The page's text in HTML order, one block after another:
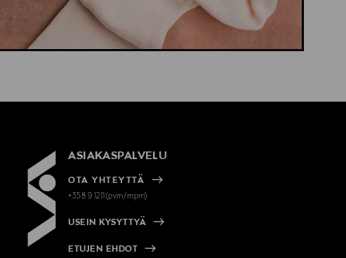
ASIAKASPALVELU
OTA YHTEYTTÄ
+358 9 1211(pvm/mpm)
USEIN KYSYTTYÄ
ETUJEN EHDOT